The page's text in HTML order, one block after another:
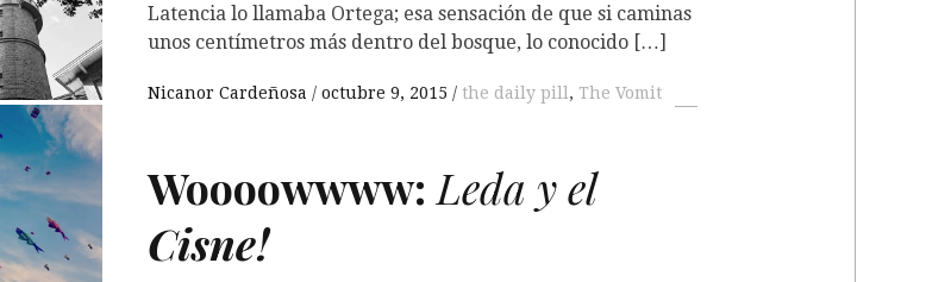
Latencia lo llamaba Ortega; esa sensación de que si caminas
unos centímetros más dentro del bosque, lo conocido […]
Nicanor Cardeñosa octubre 9, 2015 the daily pill , The Vomit
Woooowwww: Leda y el
Cisne!